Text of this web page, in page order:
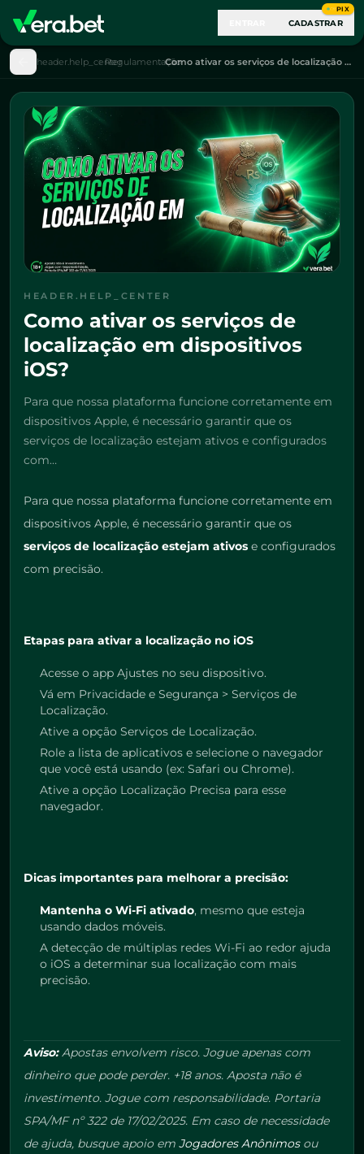
CADASTRAR
PIX
header.help_centerRegulamentação Como ativar os serviços de localização em dispositivos iOS?
HEADER.HELP_CENTER
Como ativar os serviços de
localização em dispositivos
iOS?
Para que nossa plataforma funcione corretamente em
dispositivos Apple, é necessário garantir que os
serviços de localização estejam ativos e configurados
com…
Para que nossa plataforma funcione corretamente em
dispositivos Apple, é necessário garantir que os
serviços de localização estejam ativos e configurados
com precisão.
Etapas para ativar a localização no iOS
Acesse o app Ajustes no seu dispositivo.
Vá em Privacidade e Segurança > Serviços de
Localização.
Ative a opção Serviços de Localização.
Role a lista de aplicativos e selecione o navegador
que você está usando (ex: Safari ou Chrome).
Ative a opção Localização Precisa para esse
navegador.
Dicas importantes para melhorar a precisão:
Mantenha o Wi-Fi ativado, mesmo que esteja
usando dados móveis.
A detecção de múltiplas redes Wi-Fi ao redor ajuda
o iOS a determinar sua localização com mais
precisão.
Aviso:Apostas envolvem risco. Jogue apenas com
dinheiro que pode perder. +18 anos. Aposta não é
investimento. Jogue com responsabilidade. Portaria
SPA/MF nº 322 de 17/02/2025. Em caso de necessidade
de ajuda, busque apoio em Jogadores Anônimosou